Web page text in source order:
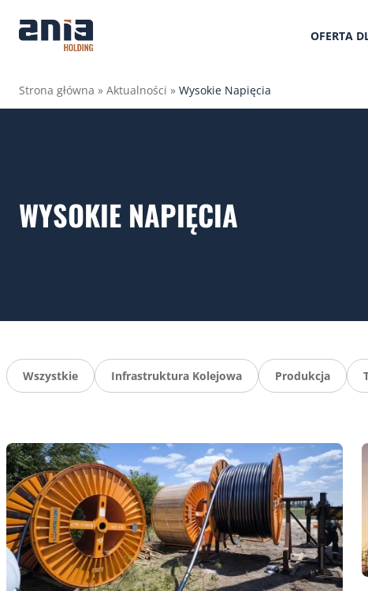
OFERTA
Strona główna » Aktualności » Wysokie Napięcia
WYSOKIE NAPIĘCIA
Wszystkie Infrastruktura Kolejowa Produkcja